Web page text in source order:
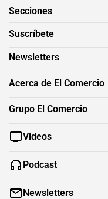
Secciones
Suscríbete
Newsletters
Acerca de El Comercio
Grupo El Comercio
Videos
Podcast
Newsletters